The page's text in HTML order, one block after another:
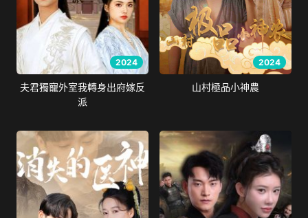
2024
夫君獨寵外室我轉身出府嫁反
派
2024
山村極品小神農